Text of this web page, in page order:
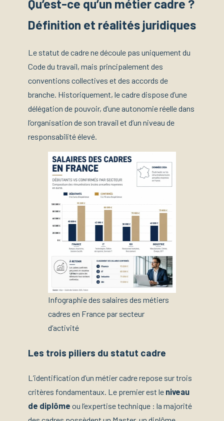
Qu’est-ce qu’un métier cadre ?
Définition et réalités juridiques
Le statut de cadre ne découle pas uniquement du
Code du travail, mais principalement des
conventions collectives et des accords de
branche. Historiquement, le cadre dispose d’une
délégation de pouvoir, d’une autonomie réelle dans
l’organisation de son travail et d’un niveau de
responsabilité élevé.
Infographie des salaires des métiers
cadres en France par secteur
d’activité
Les trois piliers du statut cadre
L’identification d’un métier cadre repose sur trois
critères fondamentaux. Le premier est le niveau
de diplôme ou l’expertise technique : la majorité